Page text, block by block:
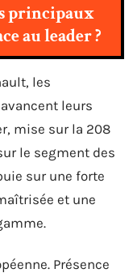
principaux
au leader ?
les
leurs
mise sur la 208
le segment des
sur une forte
et une
Présence